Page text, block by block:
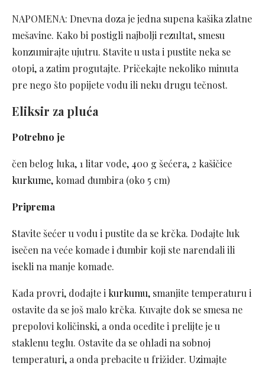
NAPOMENA: Dnevna doza je jedna supena kašika zlatne
mešavine. Kako bi postigli najbolji rezultat, smesu
konzumirajte ujutru. Stavite u usta i pustite neka se
otopi, a zatim progutajte. Pričekajte nekoliko minuta
pre nego što popijete vodu ili neku drugu tečnost.
Eliksir za pluća
Potrebno je
čen belog luka, 1 litar vode, 400 g šećera, 2 kašičice
kurkume, komad đumbira (oko 5 cm)
Priprema
Stavite šećer u vodu i pustite da se krčka. Dodajte luk
isečen na veće komade i đumbir koji ste narendali ili
isekli na manje komade.
Kada provri, dodajte i kurkumu, smanjite temperaturu i
ostavite da se još malo krčka. Kuvajte dok se smesa ne
prepolovi količinski, a onda ocedite i prelijte je u
staklenu teglu. Ostavite da se ohladi na sobnoj
temperaturi, a onda prebacite u frižider. Uzimajte